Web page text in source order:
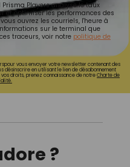
Players analyse le taux
et optimiser les performances des
ouvrez les courriels, l'heure à
sur le terminal que
traceurs, voir notre politique de
vous envoyer votre newsletter contenant des
désinscrire en utilisant le lien de désabonnement
droits, prenez connaissance de notreCharte de
?